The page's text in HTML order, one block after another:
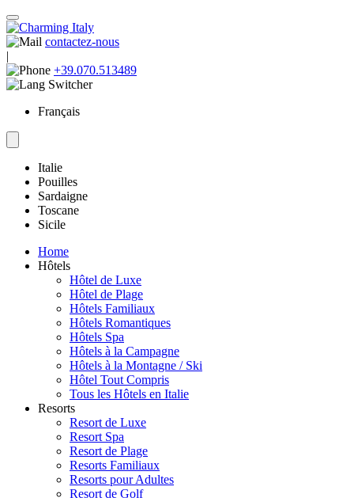
contactez-nous
|
+39.070.513489
Français
Italie
Pouilles
Sardaigne
Toscane
Sicile
Home
Hôtels
Hôtel de Luxe
Hôtel de Plage
Hôtels Familiaux
Hôtels Romantiques
Hôtels Spa
Hôtels à la Campagne
Hôtels à la Montagne / Ski
Hôtel Tout Compris
Tous les Hôtels en Italie
Resorts
Resort de Luxe
Resort Spa
Resort de Plage
Resorts Familiaux
Resorts pour Adultes
Resort de Golf